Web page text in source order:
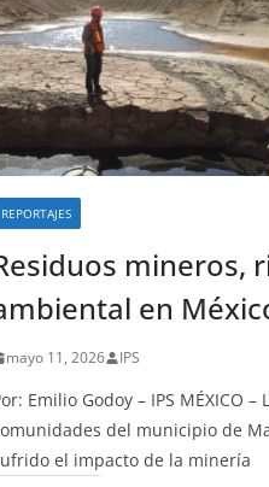
REPORTAJES
mineros,
en
mayo 11, 2026 IPS
Emilio Godoy – IPS MÉXICO –
del municipio de
el impacto de la minería